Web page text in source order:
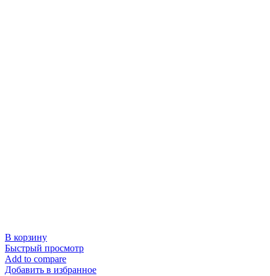
В корзину
Быстрый просмотр
Add to compare
Добавить в избранное